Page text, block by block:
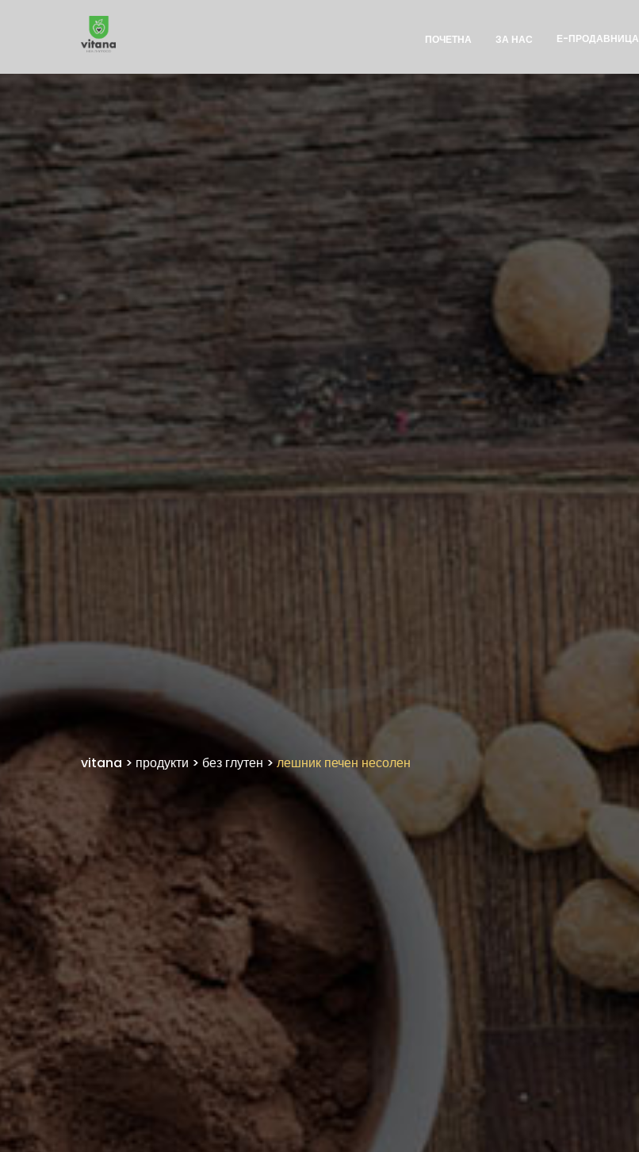
ПОЧЕТНА ЗА НАС Е-ПРОДАВНИЦА
vitana > продукти > без глутен >лешник печен несолен